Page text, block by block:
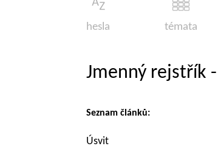
hesla témata
Jmenný rejstřík
Seznam článků:
Úsvit